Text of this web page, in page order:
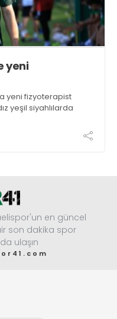
yeni
yeni fizyoterapist
yeşil siyahlılarda
en güncel
son dakika spor
ulaşın